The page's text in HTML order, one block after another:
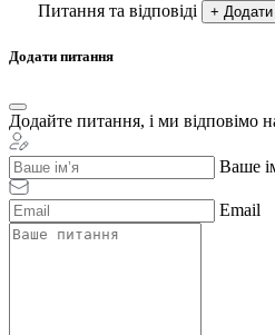
Питання та відповіді + Додати
Додати питання
Додайте питання, і ми відповімо
Ваше
Email